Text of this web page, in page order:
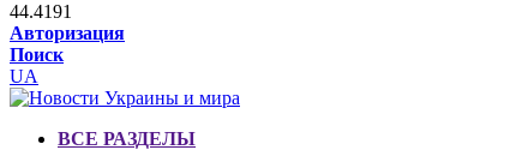
44.4191
Авторизация
Поиск
UA
ВСЕ РАЗДЕЛЫ